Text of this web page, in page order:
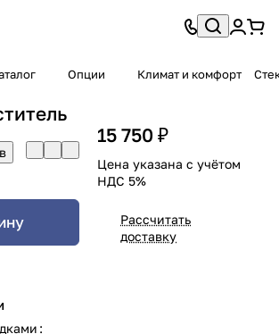
Опции Климат и комфорт
:
15 750 ₽
Цена указана с учётом
НДС 5%
Рассчитать
доставку